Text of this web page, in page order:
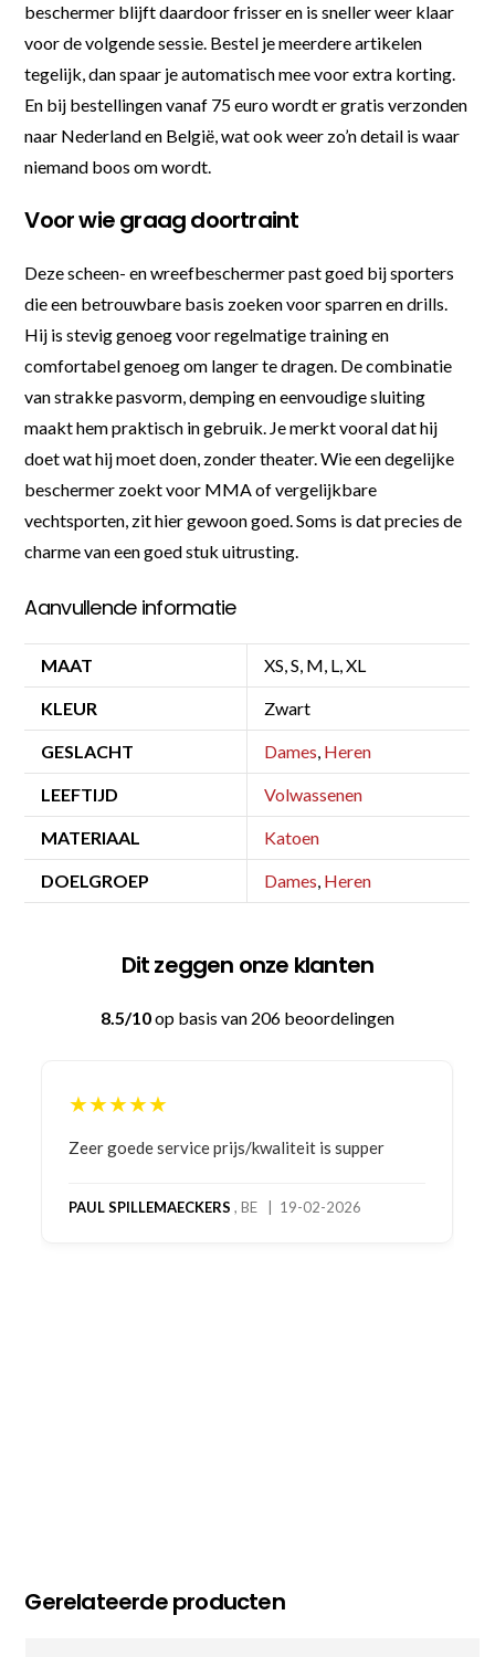
beschermer blijft daardoor frisser en is sneller weer klaar
voor de volgende sessie. Bestel je meerdere artikelen
tegelijk, dan spaar je automatisch mee voor extra korting.
En bij bestellingen vanaf 75 euro wordt er gratis verzonden
naar Nederland en België, wat ook weer zo’n detail is waar
niemand boos om wordt.
Voor wie graag doortraint
Deze scheen- en wreefbeschermer past goed bij sporters
die een betrouwbare basis zoeken voor sparren en drills.
Hij is stevig genoeg voor regelmatige training en
comfortabel genoeg om langer te dragen. De combinatie
van strakke pasvorm, demping en eenvoudige sluiting
maakt hem praktisch in gebruik. Je merkt vooral dat hij
doet wat hij moet doen, zonder theater. Wie een degelijke
beschermer zoekt voor MMA of vergelijkbare
vechtsporten, zit hier gewoon goed. Soms is dat precies de
charme van een goed stuk uitrusting.
Aanvullende informatie
MAAT XS, S, M, L, XL
KLEUR Zwart
GESLACHT Dames, Heren
LEEFTIJD Volwassenen
MATERIAAL Katoen
DOELGROEP Dames, Heren
Dit zeggen onze klanten
8.5/10op basis van 206 beoordelingen
★★★★★
Bestelling gedaan vanwege goede prijzen en
bestelling al ontvangen met gifts, waardoor je
Gerelateerde producten